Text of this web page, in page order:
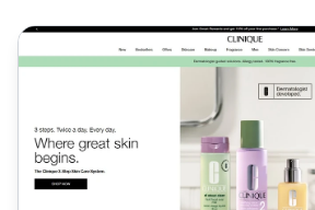
Clinique Affiliate-Programm